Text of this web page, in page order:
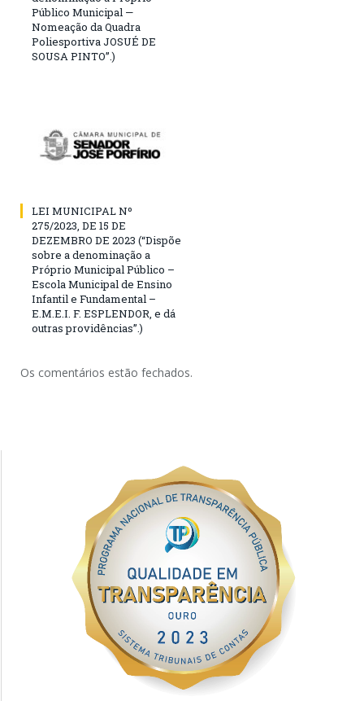
Público Municipal —
Nomeação da Quadra
Poliesportiva JOSUÉ DE
SOUSA PINTO”.)
LEI MUNICIPAL Nº
275/2023, DE 15 DE
DEZEMBRO DE 2023 (“Dispõe
sobre a denominação a
Próprio Municipal Público –
Escola Municipal de Ensino
Infantil e Fundamental –
E.M.E.I. F. ESPLENDOR, e dá
outras providências”.)
Os comentários estão fechados.